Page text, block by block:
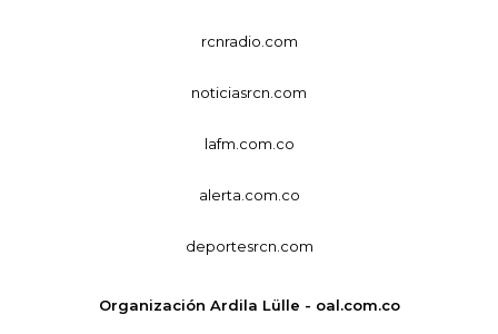
rcnradio.com
noticiasrcn.com
lafm.com.co
alerta.com.co
deportesrcn.com
Organización Ardila Lülle - oal.com.co